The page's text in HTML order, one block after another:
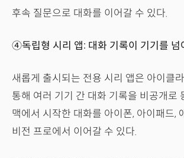
후속 질문으로 대화를 이어갈 수 있다.
④독립형 시리 앱: 대화 기록이 기기를 넘
새롭게 출시되는 전용 시리 앱은 아이클
통해 여러 기기 간 대화 기록을 비공개로
맥에서 시작한 대화를 아이폰, 아이패드,
비전 프로에서 이어갈 수 있다.